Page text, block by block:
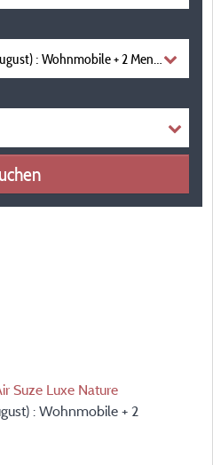
: Wohnmobile + 2 Menschen +
Suze Luxe Nature
: Wohnmobile + 2